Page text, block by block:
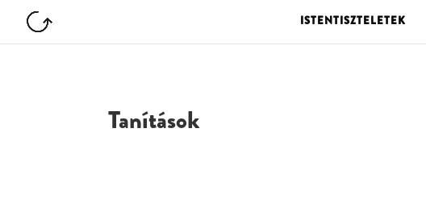
ISTENTISZTELETEK
Tanítások